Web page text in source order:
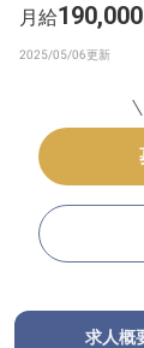
月給190,000
求人概